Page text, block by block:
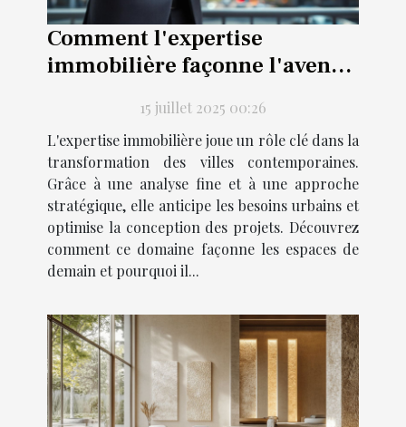
Comment l'expertise
immobilière façonne l'avenir
15 juillet 2025 00:26
L'expertise immobilière joue un rôle clé dans la
transformation des villes contemporaines.
Grâce à une analyse fine et à une approche
stratégique, elle anticipe les besoins urbains et
optimise la conception des projets. Découvrez
comment ce domaine façonne les espaces de
demain et pourquoi il...